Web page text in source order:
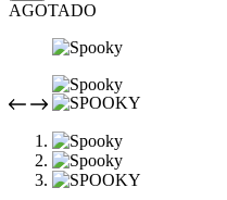
AGOTADO